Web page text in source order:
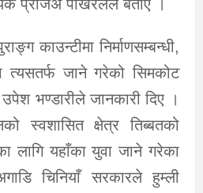
प्रजिअ पोखरेलले बताए ।
काउन्टीमा निर्माणसम्बन्धी,
त्यसतर्फ जाने गरेको सिमकोट
भण्डारीले जानकारी दिए ।
स्वशासित क्षेत्र तिब्बतको
लागि यहाँका युवा जाने गरेका
चिनियाँ सरकारले हुम्ली